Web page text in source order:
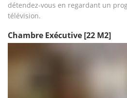
détendez-vous en regardant un
télévision.
Chambre Exécutive [22 M2]